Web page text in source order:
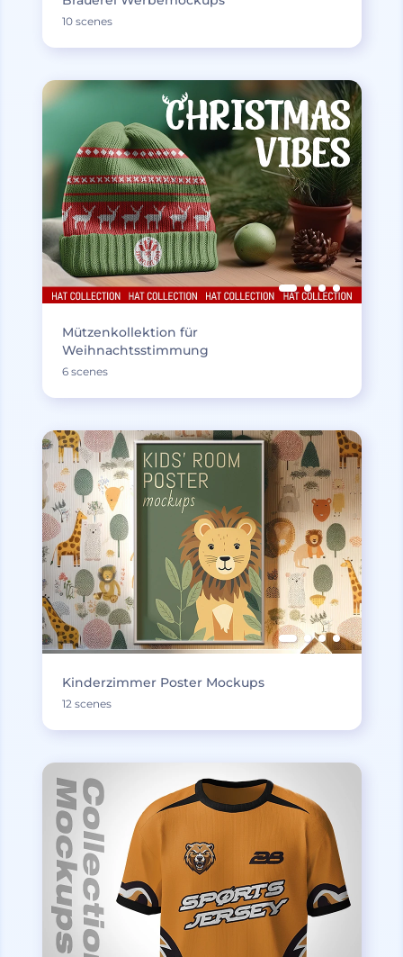
10 scenes
Mützenkollektion für
Weihnachtsstimmung
6 scenes
Kinderzimmer Poster Mockups
12 scenes